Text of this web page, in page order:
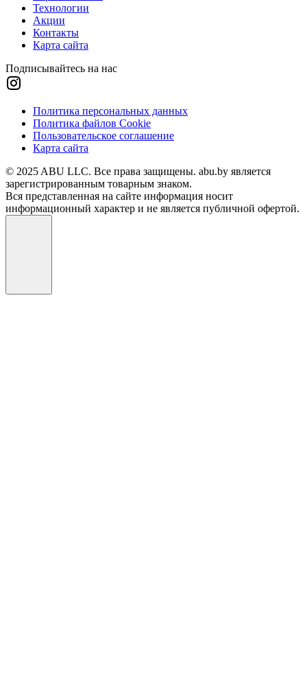
Технологии
Акции
Контакты
Карта сайта
Подписывайтесь на нас
Политика персональных данных
Политика файлов Cookie
Пользовательское соглашение
Карта сайта
© 2025 ABU LLC. Все права защищены. abu.by является
зарегистрированным товарным знаком.
Вся представленная на сайте информация носит
информационный характер и не является публичной офертой.